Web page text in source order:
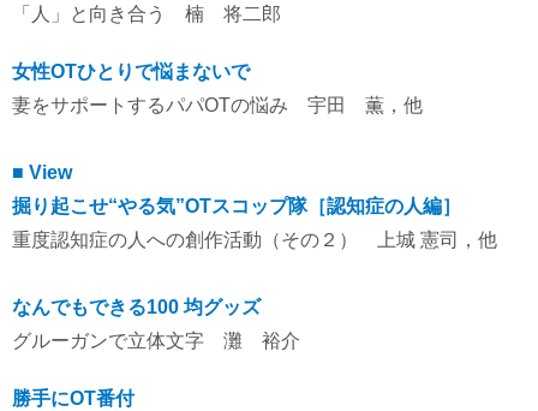
「人」と向き合う 楠 将二郎
女性OTひとりで悩まないで
妻をサポートするパパOTの悩み 宇田 薫，他
■ View
掘り起こせ“やる気”OTスコップ隊［認知症の人編］
重度認知症の人への創作活動（その２） 上城 憲司，他
なんでもできる100 均グッズ
グルーガンで立体文字 灘 裕介
勝手にOT番付